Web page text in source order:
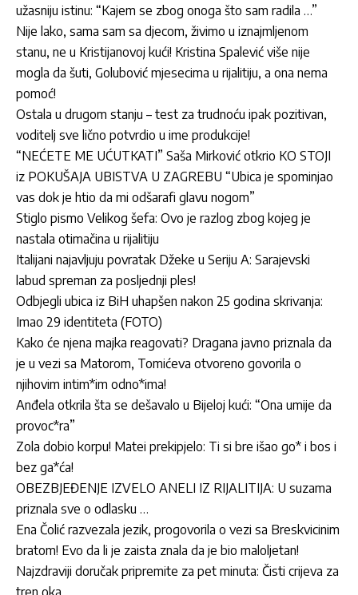
užasniju istinu: “Kajem se zbog onoga što sam radila …”
Nije lako, sama sam sa djecom, živimo u iznajmljenom
stanu, ne u Kristijanovoj kući! Kristina Spalević više nije
mogla da šuti, Golubović mjesecima u rijalitiju, a ona nema
pomoć!
Ostala u drugom stanju – test za trudnoću ipak pozitivan,
voditelj sve lično potvrdio u ime produkcije!
“NEĆETE ME UĆUTKATI” Saša Mirković otkrio KO STOJI
iz POKUŠAJA UBISTVA U ZAGREBU “Ubica je spominjao
vas dok je htio da mi odšarafi glavu nogom”
Stiglo pismo Velikog šefa: Ovo je razlog zbog kojeg je
nastala otimačina u rijalitiju
Italijani najavljuju povratak Džeke u Seriju A: Sarajevski
labud spreman za posljednji ples!
Odbjegli ubica iz BiH uhapšen nakon 25 godina skrivanja:
Imao 29 identiteta (FOTO)
Kako će njena majka reagovati? Dragana javno priznala da
je u vezi sa Matorom, Tomićeva otvoreno govorila o
njihovim intim*im odno*ima!
Anđela otkrila šta se dešavalo u Bijeloj kući: “Ona umije da
provoc*ra”
Zola dobio korpu! Matei prekipjelo: Ti si bre išao go* i bos i
bez ga*ća!
OBEZBJEĐENJE IZVELO ANELI IZ RIJALITIJA: U suzama
priznala sve o odlasku …
Ena Čolić razvezala jezik, progovorila o vezi sa Breskvicinim
bratom! Evo da li je zaista znala da je bio maloljetan!
Najzdraviji doručak pripremite za pet minuta: Čisti crijeva za
tren oka